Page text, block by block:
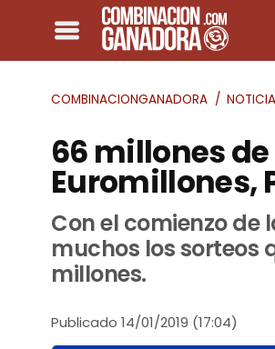
COMBINACIONGANADORA
66 millones
Euromillones,
Con el comienzo
muchos los sorteos
millones.
Publicado 14/01/2019 (17:04)